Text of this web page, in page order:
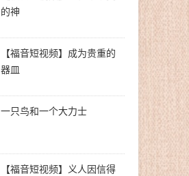
的神
【福音短视频】成为贵重的
器皿
一只鸟和一个大力士
【福音短视频】义人因信得